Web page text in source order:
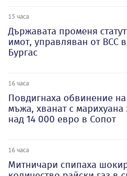
15 часа
Държавата променя
имот, управляван от ВСС в
Бургас
16 часа
Повдигнаха обвинение на
мъжа, хванат с марихуана
над 14 000 евро в Сопот
16 часа
Митничари спипаха